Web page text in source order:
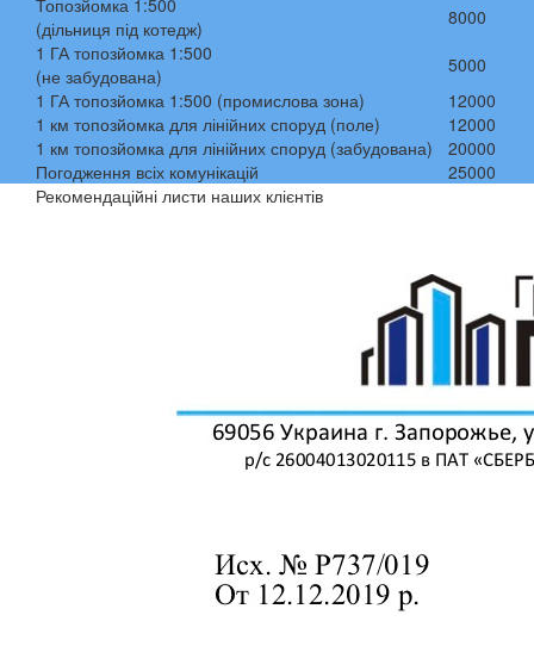
Топозйомка 1:500
(дільниця під котедж)
8000
1 ГА топозйомка 1:500
(не забудована)
5000
1 ГА топозйомка 1:500 (промислова зона)
12000
1 км топозйомка для лінійних споруд (поле)
12000
1 км топозйомка для лінійних споруд (забудована)
20000
Погодження всіх комунікацій
25000
Рекомендаційні листи наших клієнтів